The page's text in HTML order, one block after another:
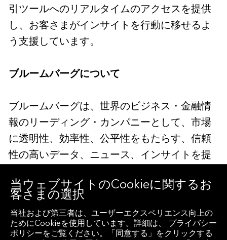
引ツールへのリアルタイムのアクセスを提供
し、お客さまがインサイトを行動に移せるよ
う支援しています。
ブルームバーグについて
ブルームバーグは、世界のビジネス・金融情
報のリーディング・カンパニーとして、市場
に透明性、効率性、公平性をもたらす、信頼
性の高いデータ、ニュース、インサイトを提
の情報に基づいた意思決定を行い、より良い
コラボレーションを促進することを可能にす
る、信頼性の高いテクノロジー・ソリューシ
ョンを通じて、世界の金融エコシステムにお
当ウェブサイトのCookieに関するお
客さまの選択
当社および第三者は、ユーザーエクスペリエンス向上の
ためにCookieを使用しています。詳細は、 プライバシー
ポリシーをご覧ください。「同意する」をクリックする